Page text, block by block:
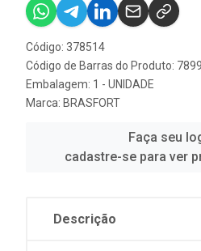
Código: 378514
Código de Barras do Produto:
Embalagem: 1 - UNIDADE
Marca: BRASFORT
Faça seu
cadastre-se para ver
Descrição